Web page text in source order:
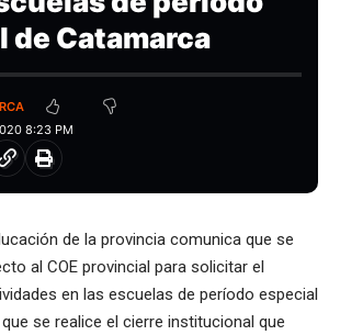
de Catamarca
8:23 PM
de la provincia comunica que se
al COE provincial para solicitar el
en las escuelas de período especial
se realice el cierre institucional que